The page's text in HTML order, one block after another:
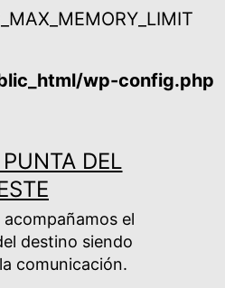
wp-config.php
DEL
acompañamos el
destino siendo
comunicación.